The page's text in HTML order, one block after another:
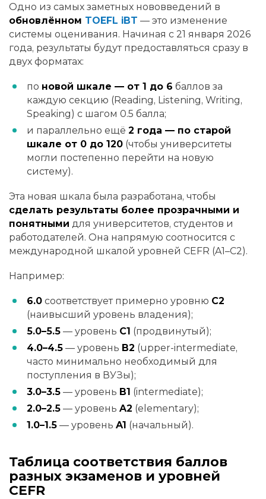
Одно из самых заметных нововведений в
обновлённом TOEFL iBT — это изменение
системы оценивания. Начиная с 21 января 2026
года, результаты будут предоставляться сразу в
двух форматах:
по новой шкале — от 1 до 6 баллов за
каждую секцию (Reading, Listening, Writing,
Speaking) с шагом 0.5 балла;
и параллельно ещё 2 года — по старой
шкале от 0 до 120 (чтобы университеты
могли постепенно перейти на новую
систему).
Эта новая шкала была разработана, чтобы
сделать результаты более прозрачными и
понятными для университетов, студентов и
работодателей. Она напрямую соотносится с
международной шкалой уровней CEFR (A1–C2).
Например:
6.0 соответствует примерно уровню C2
(наивысший уровень владения);
5.0–5.5 — уровень C1 (продвинутый);
4.0–4.5 — уровень B2 (upper-intermediate,
часто минимально необходимый для
поступления в ВУЗы);
3.0–3.5 — уровень B1 (intermediate);
2.0–2.5 — уровень A2 (elementary);
1.0–1.5 — уровень A1 (начальный).
Таблица соответствия баллов
разных экзаменов и уровней
CEFR